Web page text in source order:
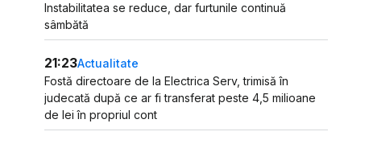
Instabilitatea se reduce, dar furtunile continuă
sâmbătă
21:23Actualitate
Fostă directoare de la Electrica Serv, trimisă în
judecată după ce ar fi transferat peste 4,5 milioane
de lei în propriul cont